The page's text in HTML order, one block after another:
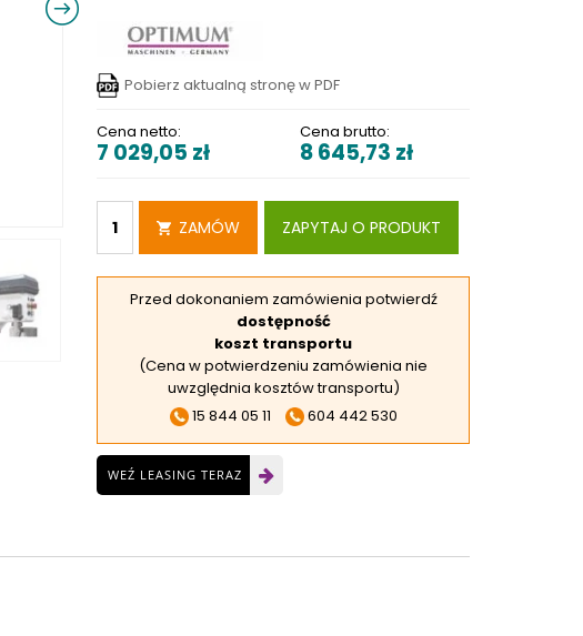
STOŁY SZLIFIERSKIE
SZLIFIERKI DO ELEKTROD
UCHWYTY DO OBROTNIKÓWPobierz aktualną stronę w PDF
Cena netto:
7 029,05 zł
Cena brutto:
8 645,73 zł
ZAMÓW ZAPYTAJ O PRODUKT
Przed dokonaniem zamówienia potwierdź
dostępność
koszt transportu
(Cena w potwierdzeniu zamówienia nie
uwzględnia kosztów transportu)
15 844 05 11
604 442 530
WEŹ LEASING TERAZ